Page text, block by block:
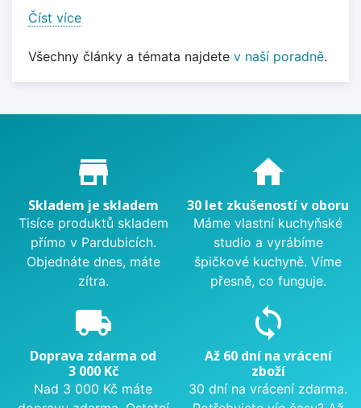
Číst více
Všechny články a témata najdete v naší poradně.
Proč nakupovat u nás?
store_mall_directory
Skladem je skladem
Tisíce produktů skladem
přímo v Pardubicích.
Objednáte dnes, máte
zítra.
home
30 let zkušeností v oboru
Máme vlastní kuchyňské
studio a vyrábíme
špičkové kuchyně. Víme
přesně, co funguje.
local_shipping
Doprava zdarma od
3 000 Kč
Nad 3 000 Kč máte
sync
Až 60 dní na vrácení
zboží
30 dní na vrácení zdarma.